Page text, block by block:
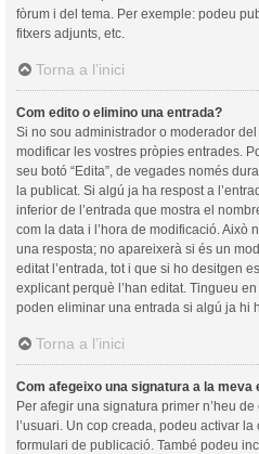
fòrum i del tema. Per exemple: podeu
fitxers adjunts, etc.
Torna a l’inici
Com edito o elimino una entrada?
Si no sou administrador o moderador
modificar les vostres pròpies entrades.
seu botó “Edita”, de vegades només
la publicat. Si algú ja ha respost a
inferior de l’entrada que mostra el
com la data i l’hora de modificació. Això
una resposta; no apareixerà si és un
editat l’entrada, tot i que si ho desitgen
explicant perquè l’han editat. Tingueu
poden eliminar una entrada si algú ja hi
Torna a l’inici
Com afegeixo una signatura a la meva
Per afegir una signatura primer n’heu
l’usuari. Un cop creada, podeu activar la
formulari de publicació. També podeu